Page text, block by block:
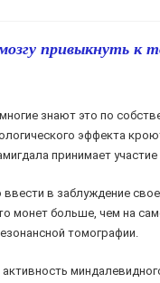
привыкнуть к
знают это по
эффекта
принимает
в заблуждение
монет больше, чем на
томографии.